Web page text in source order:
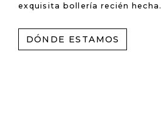
exquisita bollería recién hecha.
DÓNDE ESTAMOS